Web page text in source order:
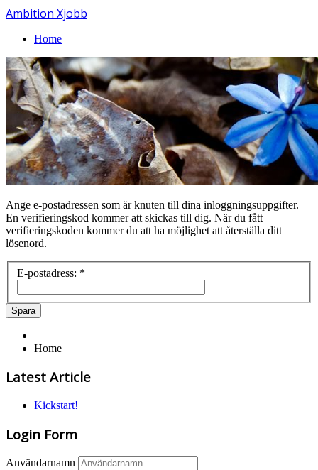
Ambition Xjobb
Home
Ange e-postadressen som är knuten till dina inloggningsuppgifter.
En verifieringskod kommer att skickas till dig. När du fått
verifieringskoden kommer du att ha möjlighet att återställa ditt
lösenord.
E-postadress: *
Spara
Home
Latest Article
Kickstart!
Login Form
Användarnamn